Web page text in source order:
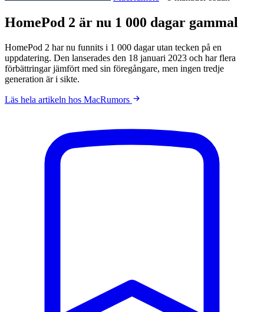
HomePod 2 är nu 1 000 dagar gammal
HomePod 2 har nu funnits i 1 000 dagar utan tecken på en
uppdatering. Den lanserades den 18 januari 2023 och har flera
förbättringar jämfört med sin föregångare, men ingen tredje
generation är i sikte.
Läs hela artikeln hos MacRumors